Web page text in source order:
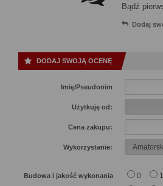
Bądź
Dodaj
DODAJ SWOJĄ OCENĘ
Imię/Pseudonim
Użytkuję od:
Cena zakupu:
Wykorzystanie:
Budowa i jakość wykonania 0 1